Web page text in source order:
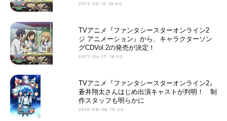
2017-05-15 18:00
TVアニメ『ファンタシースターオンライン2
ジ アニメーション』から、キャラクターソン
グCDVol.2の発売が決定！
2017-04-17 18:00
TVアニメ『ファンタシースターオンライン2』
蒼井翔太さんはじめ出演キャストが判明！ 制
作スタッフも明らかに
2015-08-08 19:40